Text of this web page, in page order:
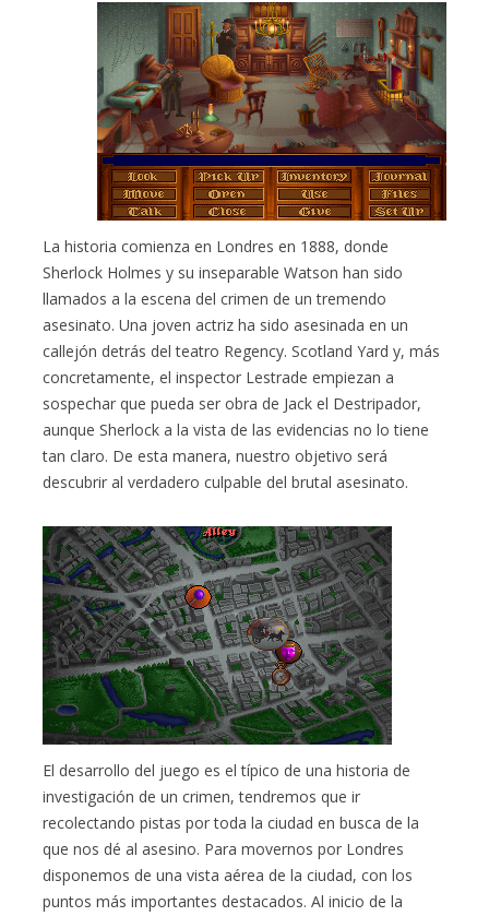
La historia comienza en Londres en 1888, donde
Sherlock Holmes y su inseparable Watson han sido
llamados a la escena del crimen de un tremendo
asesinato. Una joven actriz ha sido asesinada en un
callejón detrás del teatro Regency. Scotland Yard y, más
concretamente, el inspector Lestrade empiezan a
sospechar que pueda ser obra de Jack el Destripador,
aunque Sherlock a la vista de las evidencias no lo tiene
tan claro. De esta manera, nuestro objetivo será
descubrir al verdadero culpable del brutal asesinato.
El desarrollo del juego es el típico de una historia de
investigación de un crimen, tendremos que ir
recolectando pistas por toda la ciudad en busca de la
que nos dé al asesino. Para movernos por Londres
disponemos de una vista aérea de la ciudad, con los
puntos más importantes destacados. Al inicio de la